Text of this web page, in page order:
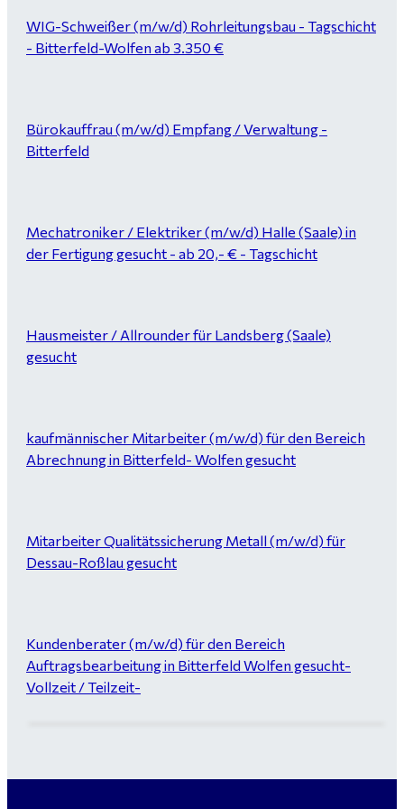
WIG-Schweißer (m/w/d) Rohrleitungsbau - Tagschicht
- Bitterfeld-Wolfen ab 3.350 €
Bürokauffrau (m/w/d) Empfang / Verwaltung -
Bitterfeld
Mechatroniker / Elektriker (m/w/d) Halle (Saale) in
der Fertigung gesucht - ab 20,- € - Tagschicht
Hausmeister / Allrounder für Landsberg (Saale)
gesucht
kaufmännischer Mitarbeiter (m/w/d) für den Bereich
Abrechnung in Bitterfeld- Wolfen gesucht
Mitarbeiter Qualitätssicherung Metall (m/w/d) für
Dessau-Roßlau gesucht
Kundenberater (m/w/d) für den Bereich
Auftragsbearbeitung in Bitterfeld Wolfen gesucht-
Vollzeit / Teilzeit-